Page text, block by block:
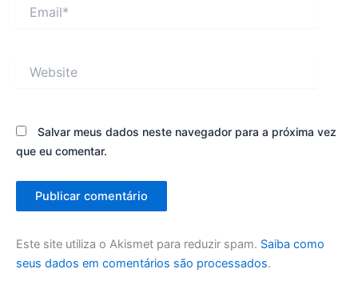
Salvar meus dados neste navegador para a próxima vez
que eu comentar.
Este site utiliza o Akismet para reduzir spam. Saiba como
seus dados em comentários são processados.